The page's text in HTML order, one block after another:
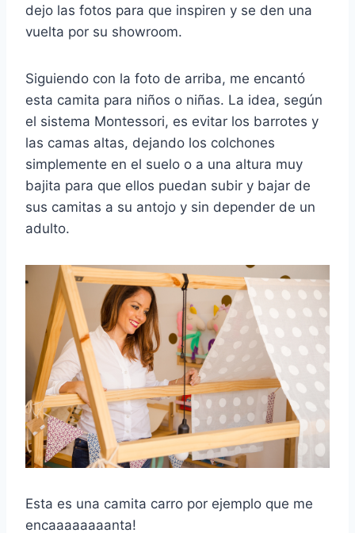
dejo las fotos para que inspiren y se den una
vuelta por su showroom.
Siguiendo con la foto de arriba, me encantó
esta camita para niños o niñas. La idea, según
el sistema Montessori, es evitar los barrotes y
las camas altas, dejando los colchones
simplemente en el suelo o a una altura muy
bajita para que ellos puedan subir y bajar de
sus camitas a su antojo y sin depender de un
adulto.
Esta es una camita carro por ejemplo que me
encaaaaaaaanta!